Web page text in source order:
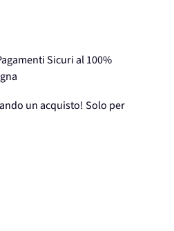
Sicuri al 100%
un acquisto! Solo per